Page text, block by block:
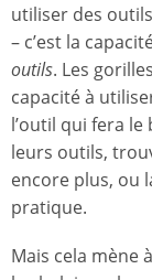
utiliser des
– c’est la
outils. Les
capacité à
l’outil qui fera
leurs outils,
encore plus, ou
pratique.
Mais cela mène